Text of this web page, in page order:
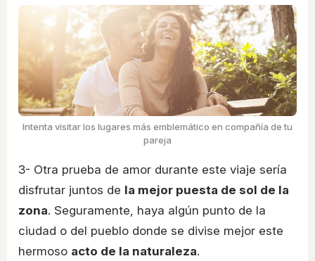
Intenta visitar los lugares más emblemático en compañía de tu
pareja
3- Otra prueba de amor durante este viaje sería
disfrutar juntos de la mejor puesta de sol de la
zona. Seguramente, haya algún punto de la
ciudad o del pueblo donde se divise mejor este
hermoso acto de la naturaleza.